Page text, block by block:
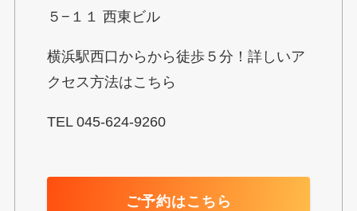
５−１１ 西東ビル
横浜駅西口からから徒歩５分！詳しいア
クセス方法はこちら
TEL 045-624-9260
ご予約はこちら